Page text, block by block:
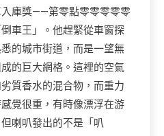
庫獎——第零點零零零零零
車王」。他趕緊從車窗探
的城市街道，而是一望無
的巨大網格。這裡的空氣
質香水的混合物，而重力
覺很重，有時像漂浮在游
喇叭發出的不是「叭